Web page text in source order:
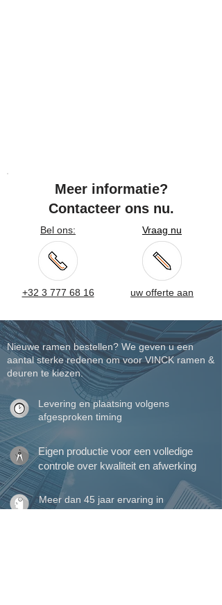
Meer informatie?
Contacteer ons nu.
Bel ons:
+32 3 777 68 16
Vraag nu
uw offerte aan
Nieuwe ramen bestellen? We geven u een
aantal sterke redenen om voor VINCK ramen &
deuren te kiezen.
Levering en plaatsing volgens
afgesproken timing
Eigen productie voor een volledige
controle over kwaliteit en afwerking
Meer dan 45 jaar ervaring in
vakmanschap en maatwerk